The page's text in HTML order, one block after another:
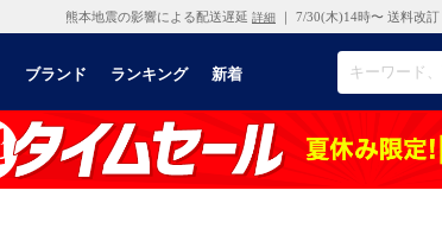
熊本地震の影響による配送遅延 詳細 ｜ 7/30(木)14時〜 送料改訂
ブランド ランキング 新着